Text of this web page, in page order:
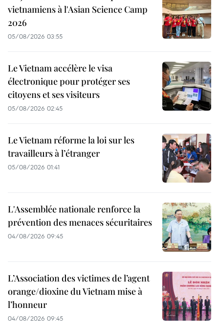
vietnamiens à l'Asian Science Camp
2026
05/08/2026 03:55
Le Vietnam accélère le visa
électronique pour protéger ses
citoyens et ses visiteurs
05/08/2026 02:45
Le Vietnam réforme la loi sur les
travailleurs à l’étranger
05/08/2026 01:41
L'Assemblée nationale renforce la
prévention des menaces sécuritaires
04/08/2026 09:45
L’Association des victimes de l’agent
orange/dioxine du Vietnam mise à
l’honneur
04/08/2026 09:45